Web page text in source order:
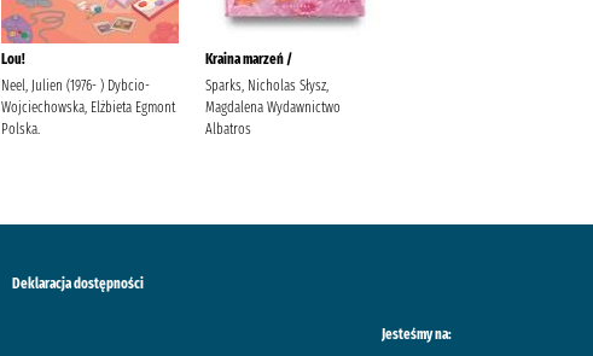
Lou!
Neel, Julien (1976- ) Dybcio-
Wojciechowska, Elżbieta Egmont
Polska.
Kraina marzeń /
Sparks, Nicholas Słysz,
Magdalena Wydawnictwo
Albatros
Deklaracja dostępności
Jesteśmy na: